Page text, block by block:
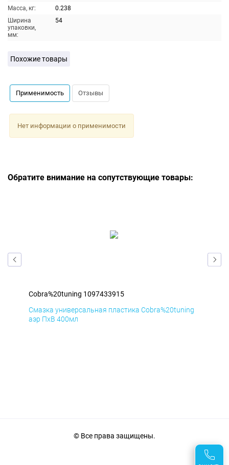
Масса, кг:
0.238
Ширина
упаковки,
мм:
54
Похожие товары
Применимость Отзывы
Нет информации о применимости
Обратите внимание на сопутствующие товары:
Cobra%20tuning 1097433915
Смазка универсальная пластика Cobra%20tuning
аэр ПхВ 400мл
© Все права защищены.